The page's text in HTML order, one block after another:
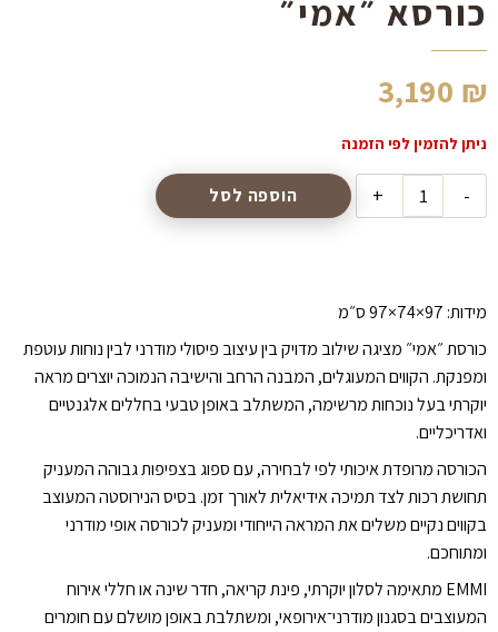
כורסא ״אמי״
3,190 ₪
מידות: 97×74×97 ס״מ
כורסת ״אמי״ מציגה שילוב מדויק בין עיצוב פיסולי מודרני לבין נוחות עוטפת
ומפנקת. הקווים המעוגלים, המבנה הרחב והישיבה הנמוכה יוצרים מראה
יוקרתי בעל נוכחות מרשימה, המשתלב באופן טבעי בחללים אלגנטיים
ואדריכליים.
הכורסה מרופדת איכותי לפי לבחירה, עם ספוג בצפיפות גבוהה המעניק
תחושת רכות לצד תמיכה אידיאלית לאורך זמן. בסיס הנירוסטה המעוצב
בקווים נקיים משלים את המראה הייחודי ומעניק לכורסה אופי מודרני
ומתוחכם.
EMMI מתאימה לסלון יוקרתי, פינת קריאה, חדר שינה או חללי אירוח
המעוצבים בסגנון מודרני־אירופאי, ומשתלבת באופן מושלם עם חומרים
כמות
של
הוספה לסל